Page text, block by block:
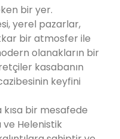
bir yer.
yerel pazarlar,
bir atmosfer ile
olanakların bir
kasabanın
keyfini
bir mesafede
Helenistik